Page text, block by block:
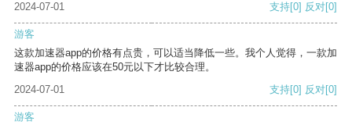
2024-07-01
支持[0] 反对[0]
游客
这款加速器app的价格有点贵，可以适当降低一些。我个人觉得，一款加
速器app的价格应该在50元以下才比较合理。
2024-07-01
支持[0] 反对[0]
游客